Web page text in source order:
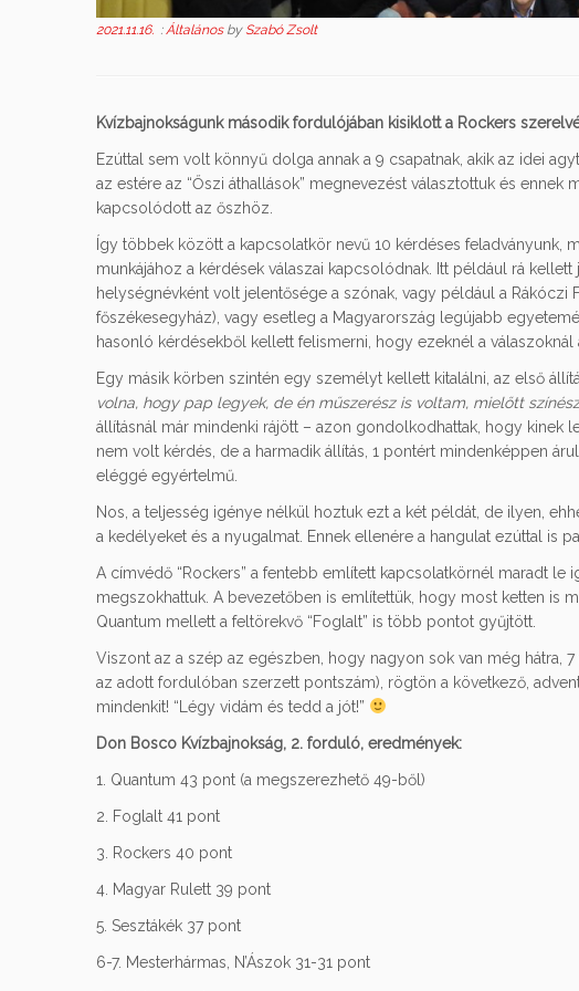
2021.11.16. :Általános by Szabó Zsolt
Kvízbajnokságunk második fordulójában kisiklott a Rockers
Ezúttal sem volt könnyű dolga annak a 9 csapatnak, akik az idei
az estére az “Őszi áthallások” megnevezést választottuk és
kapcsolódott az őszhöz.
Így többek között a kapcsolatkör nevű 10 kérdéses feladványunk,
munkájához a kérdések válaszai kapcsolódnak. Itt például rá
helységnévként volt jelentősége a szónak, vagy például a Rákóczi
főszékesegyház), vagy esetleg a Magyarország legújabb
hasonló kérdésekből kellett felismerni, hogy ezeknél a
Egy másik körben szintén egy személyt kellett kitalálni, az első
volna, hogy pap legyek, de én műszerész is voltam, mielőtt
állításnál már mindenki rájött – azon gondolkodhattak, hogy kinek
nem volt kérdés, de a harmadik állítás, 1 pontért mindenképpen
eléggé egyértelmű.
Nos, a teljesség igénye nélkül hoztuk ezt a két példát, de ilyen,
a kedélyeket és a nyugalmat. Ennek ellenére a hangulat ezúttal is
A címvédő “Rockers” a fentebb említett kapcsolatkörnél maradt
megszokhattuk. A bevezetőben is említettük, hogy most ketten is
Quantum mellett a feltörekvő “Foglalt” is több pontot gyűjtött.
Viszont az a szép az egészben, hogy nagyon sok van még
az adott fordulóban szerzett pontszám), rögtön a következő,
mindenkit! “Légy vidám és tedd a jót!”
Don Bosco Kvízbajnokság, 2. forduló, eredmények:
1. Quantum 43 pont (a megszerezhető 49-ből)
2. Foglalt 41 pont
3. Rockers 40 pont
4. Magyar Rulett 39 pont
5. Sesztákék 37 pont
6-7. Mesterhármas, N’Ászok 31-31 pont